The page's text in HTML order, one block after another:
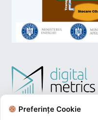
Preferințe Cookie